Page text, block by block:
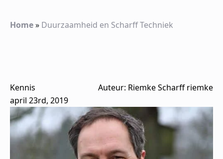
Home» Duurzaamheid en Scharff Techniek
Kennis
april 23rd, 2019
Auteur: Riemke Scharff riemke